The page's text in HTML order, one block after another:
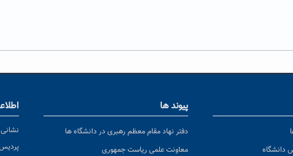
دانشگاه
پیوند ها
دفتر نهاد مقام معظم رهبری در دانشگاه ها
معاونت علمی ریاست جمهوری